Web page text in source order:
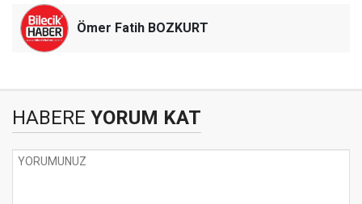
Ömer Fatih BOZKURT
HABERE YORUM KAT